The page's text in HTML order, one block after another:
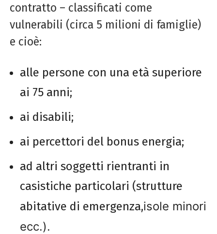
contratto – classificati come
vulnerabili (circa 5 milioni di famiglie)
e cioè:
alle persone con una età superiore
ai 75 anni;
ai disabili;
ai percettori del bonus energia;
ad altri soggetti rientranti in
casistiche particolari (strutture
abitative di emergenza,isole minori
ecc.).